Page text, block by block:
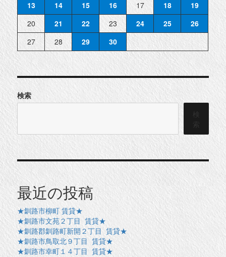
13 14 15 16 17 18
19
20
21 22 23 24 25
26
27
28 29 30
検索
検
索
最近の投稿
★釧路市柳町 賃貸★
★釧路市文苑２丁目 賃貸★
★釧路郡釧路町新開２丁目 賃貸★
★釧路市鳥取北９丁目 賃貸★
★釧路市幸町１４丁目 賃貸★